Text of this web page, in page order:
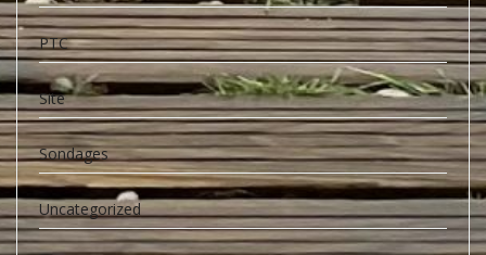
PTC
Site
Sondages
Uncategorized